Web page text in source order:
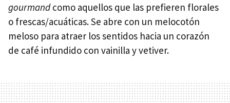
gourmandcomo aquellos que las prefieren florales
o frescas/acuáticas. Se abre con un melocotón
meloso para atraer los sentidos hacia un corazón
de café infundido con vainilla y vetiver.